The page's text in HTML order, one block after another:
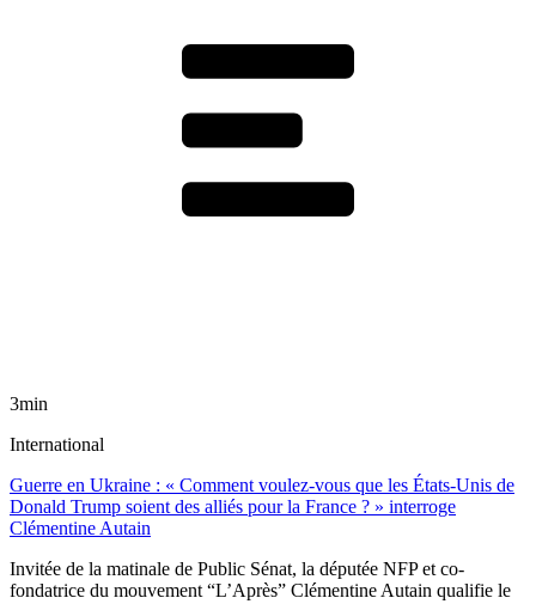
3min
International
Guerre en Ukraine : « Comment voulez-vous que les États-Unis de
Donald Trump soient des alliés pour la France ? » interroge
Clémentine Autain
Invitée de la matinale de Public Sénat, la députée NFP et co-
fondatrice du mouvement “L’Après” Clémentine Autain qualifie le